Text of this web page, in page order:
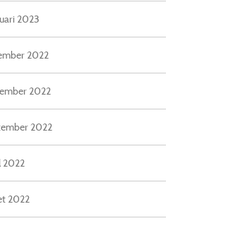
2023
2022
2022
2022
2022
2022